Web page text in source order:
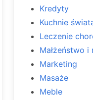
Kredyty
Kuchnie
Leczenie
Małżeństwo i
Marketing
Masaże
Meble